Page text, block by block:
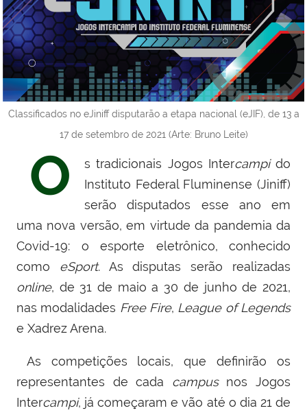
Classificados no eJiniff disputarão a etapa nacional (eJIF), de 13 a
17 de setembro de 2021 (Arte: Bruno Leite)
O s tradicionais Jogos Intercampido
Instituto Federal Fluminense (Jiniff)
serão disputados esse ano em
uma nova versão, em virtude da pandemia da
Covid-19: o esporte eletrônico, conhecido
como eSport. As disputas serão realizadas
online, de 31 de maio a 30 de junho de 2021,
nas modalidades Free Fire, League of Legends
e Xadrez Arena.
As competições locais, que definirão os
representantes de cada campus nos Jogos
Intercampi, já começaram e vão até o dia 21 de